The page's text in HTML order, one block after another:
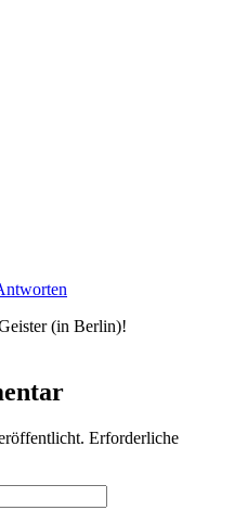
(in Berlin)!
Erforderliche